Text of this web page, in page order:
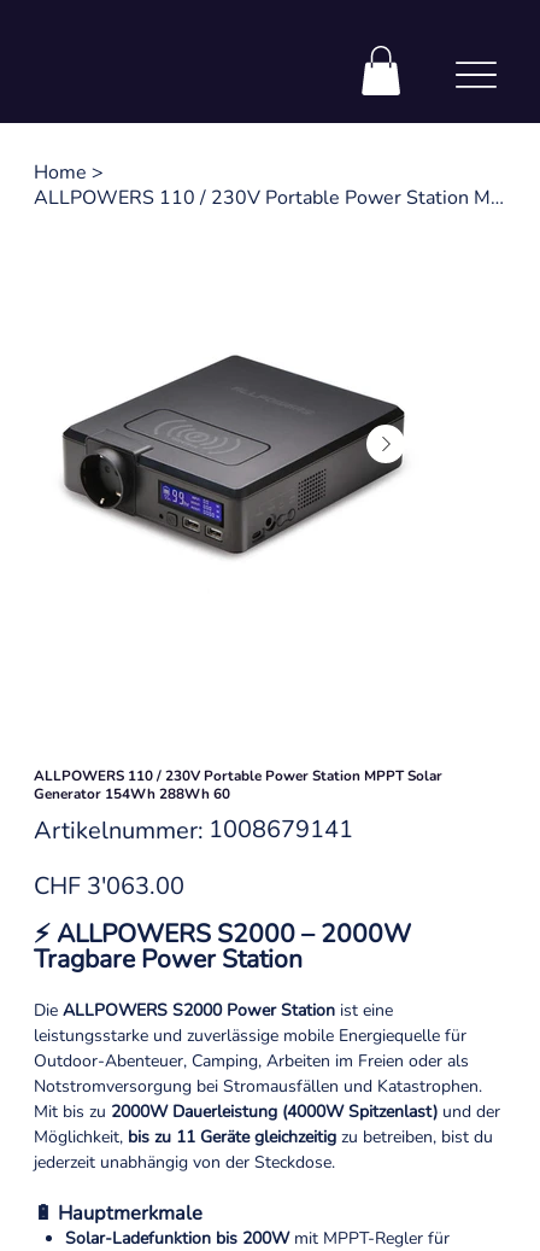
Home >
ALLPOWERS 110 / 230V Portable Power Station MPPT Solar Generator 154Wh 288Wh 60
ALLPOWERS 110 / 230V Portable Power Station MPPT Solar
Generator 154Wh 288Wh 60
Artikelnummer:
Artikelnummer:
1008679141
1008679141
Preis
CHF 3'063.00
⚡ ALLPOWERS S2000 – 2000W
Tragbare Power Station
DieALLPOWERS S2000 Power Station ist eine
leistungsstarke und zuverlässige mobile Energiequelle für
Outdoor-Abenteuer, Camping, Arbeiten im Freien oder als
Notstromversorgung bei Stromausfällen und Katastrophen.
Mit bis zu 2000W Dauerleistung (4000W Spitzenlast) und der
Möglichkeit, bis zu 11 Geräte gleichzeitig zu betreiben, bist du
jederzeit unabhängig von der Steckdose.
🔋 Hauptmerkmale
Solar-Ladefunktion bis 200Wmit MPPT-Regler für